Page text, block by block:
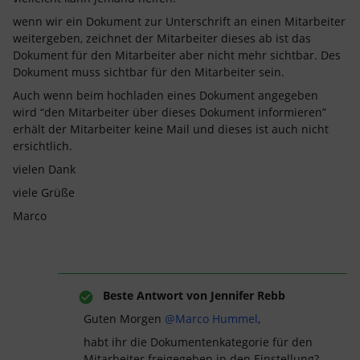
wenn wir ein Dokument zur Unterschrift an einen Mitarbeiter
weitergeben, zeichnet der Mitarbeiter dieses ab ist das
Dokument für den Mitarbeiter aber nicht mehr sichtbar. Des
Dokument muss sichtbar für den Mitarbeiter sein.
Auch wenn beim hochladen eines Dokument angegeben
wird “den Mitarbeiter über dieses Dokument informieren”
erhält der Mitarbeiter keine Mail und dieses ist auch nicht
ersichtlich.
vielen Dank
viele Grüße
Marco
Beste Antwort von Jennifer Rebb
Guten Morgen ​ @Marco Hummel,
habt ihr die Dokumentenkategorie für den